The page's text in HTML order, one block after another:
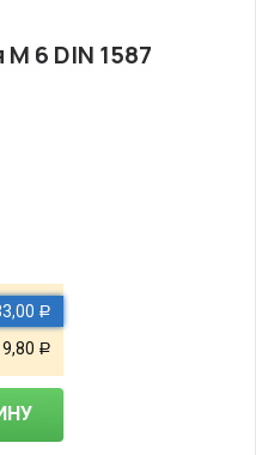
М 6 DIN 1587
Р
Р